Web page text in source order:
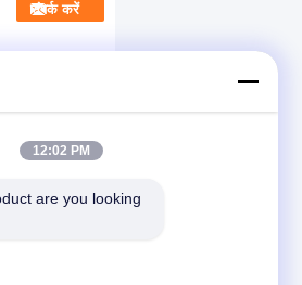
संपर्क करें
12:02 PM
are you looking